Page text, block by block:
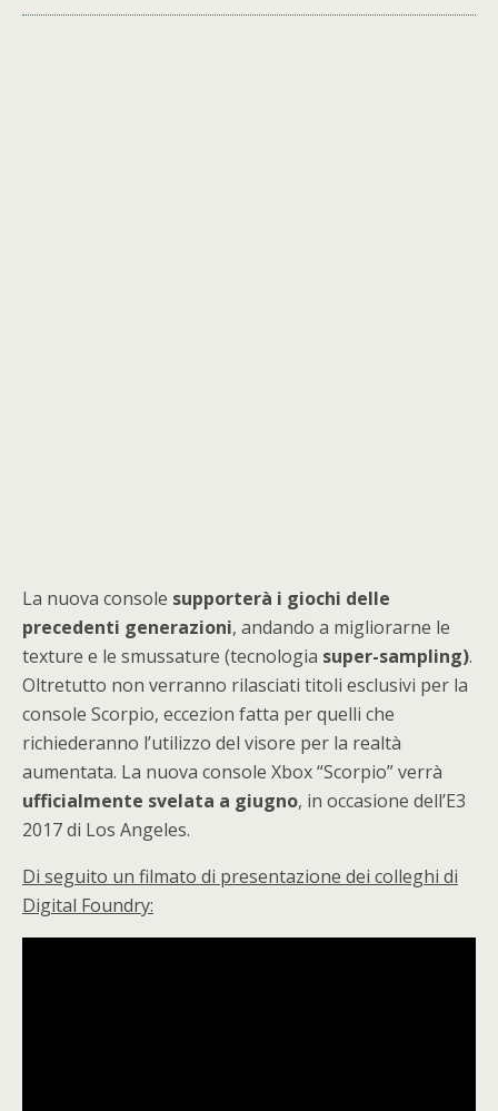
La nuova console supporterà i giochi delle
precedenti generazioni, andando a migliorarne le
texture e le smussature (tecnologia super-sampling).
Oltretutto non verranno rilasciati titoli esclusivi per la
console Scorpio, eccezion fatta per quelli che
richiederanno l’utilizzo del visore per la realtà
aumentata. La nuova console Xbox “Scorpio” verrà
ufficialmente svelata a giugno, in occasione dell’E3
2017 di Los Angeles.
Di seguito un filmato di presentazione dei colleghi di
Digital Foundry: